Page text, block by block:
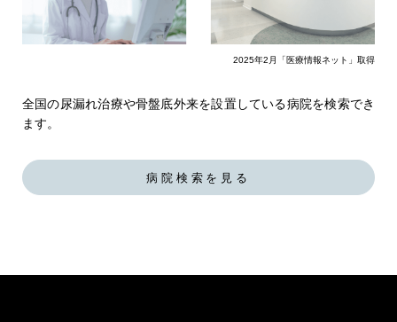
全国の尿漏れ治療や骨盤底外来を設置している病院を検索でき
ます。
病院検索を見る
2025年2月「医療情報ネット」取得